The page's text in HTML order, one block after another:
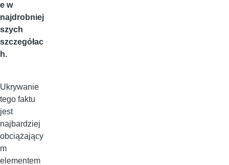
e w
najdrobniej
szych
szczegółac
h.
Ukrywanie
tego faktu
jest
najbardziej
obciążający
m
elementem